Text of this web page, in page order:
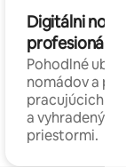
Digitálni
profesionáli
Pohodlné
nomádov a
pracujúcich
a
priestormi.